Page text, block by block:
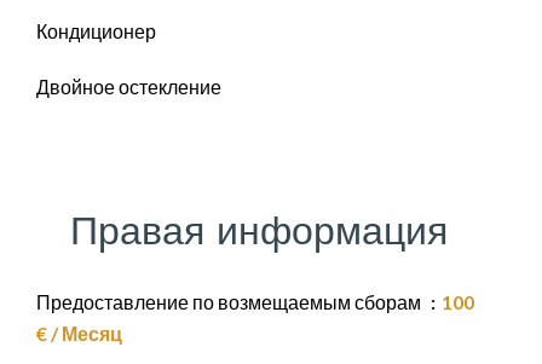
Кондиционер
Двойное остекление
Правая информация
Предоставление по возмещаемым сборам
100
€ / Месяц